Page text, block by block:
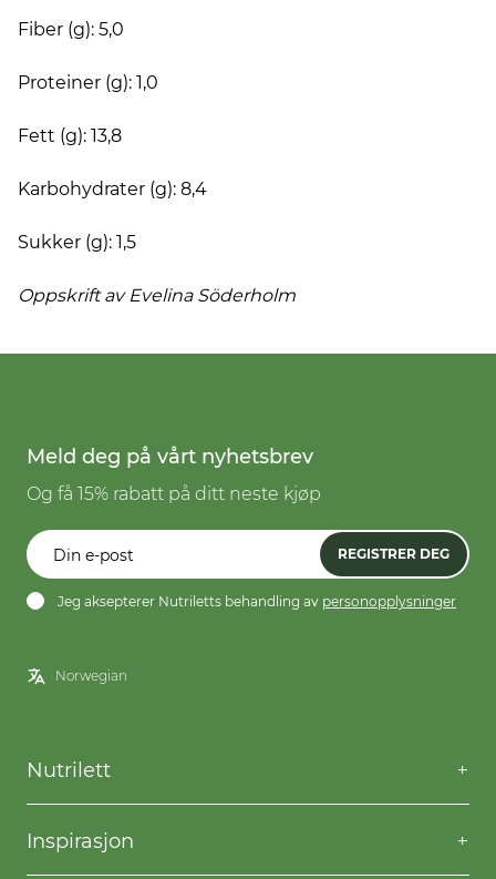
Fiber (g): 5,0
Proteiner (g): 1,0
Fett (g): 13,8
Karbohydrater (g): 8,4
Sukker (g): 1,5
Oppskrift av Evelina Söderholm
Meld deg på vårt nyhetsbrev
Og få 15% rabatt på ditt neste kjøp
REGISTRER DEG
Jeg aksepterer Nutriletts behandling av personopplysninger
Nutrilett
Kontakt oss
Spørsmål og svar
Frakt og levering
Inspirasjon